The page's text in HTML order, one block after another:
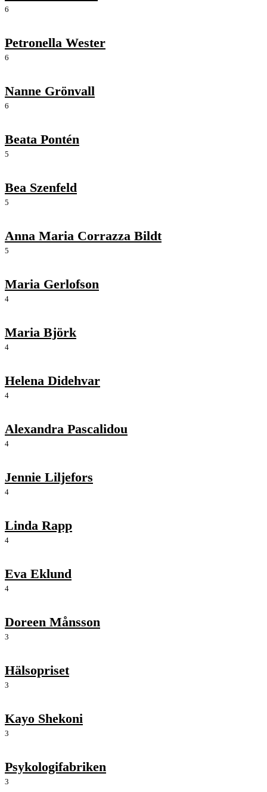
6
Petronella Wester
6
Nanne Grönvall
6
Beata Pontén
5
Bea Szenfeld
5
Anna Maria Corrazza Bildt
5
Maria Gerlofson
4
Maria Björk
4
Helena Didehvar
4
Alexandra Pascalidou
4
Jennie Liljefors
4
Linda Rapp
4
Eva Eklund
4
Doreen Månsson
3
Hälsopriset
3
Kayo Shekoni
3
Psykologifabriken
3